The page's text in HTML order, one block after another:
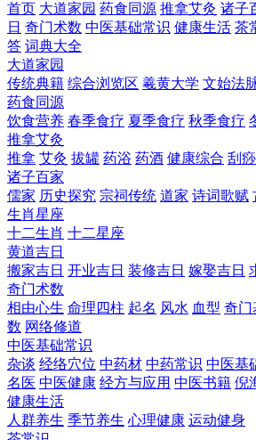
首页 大道家园 药食同源 推拿艾灸 诸子
日 奇门术数 中医基础常识 健康生活 茶
答 词典大全
大道家园
传统典籍 综合浏览区 羲黄大学 文始法
药食同源
饮食营养 春季食疗 夏季食疗 秋季食疗
推拿艾灸
推拿 艾灸 拔罐 药浴 药酒 健康综合 刮痧
诸子百家
儒家 历史探究 宗祠传统 道家 诗词歌赋
生肖星座
十二生肖 十二星座
黄道吉日
搬家吉日 开业吉日 装修吉日 嫁娶吉日
奇门术数
相由心生 命理四柱 起名 风水 血型 奇门
数 网络修道
中医基础常识
杂谈 经络穴位 中药材 中药常识 中医基
名医 中医健康 经方与应用 中医书籍 倪
健康生活
人群养生 季节养生 心理健康 运动健身